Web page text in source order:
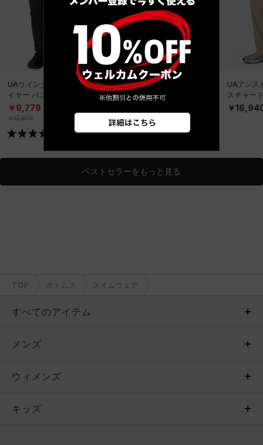
UAウインターニット 3レ
イヤー パンツ（トレーニ
ング/MEN）
￥9,779
￥13,970
UAアンストッパブル テク
スチャードウーブン カー
UAアンス
スチャー
ゴパンツ
￥
ベストセラーをもっと見る
TOP ボトムス スイムウェア
すべてのアイテム
メンズ
ウィメンズ
キッズ
メンズ
トップス
ボトムス
ウィメンズ
トップス
キッズ